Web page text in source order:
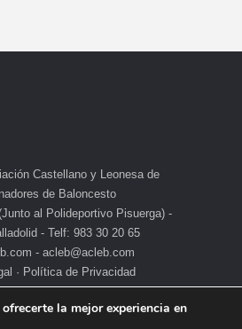
Castellano y Leonesa de
de Baloncesto
al Polideportivo Pisuerga) -
- Telf: 983 30 20 65
- acleb@acleb.com
· Política de Privacidad
la mejor experiencia en